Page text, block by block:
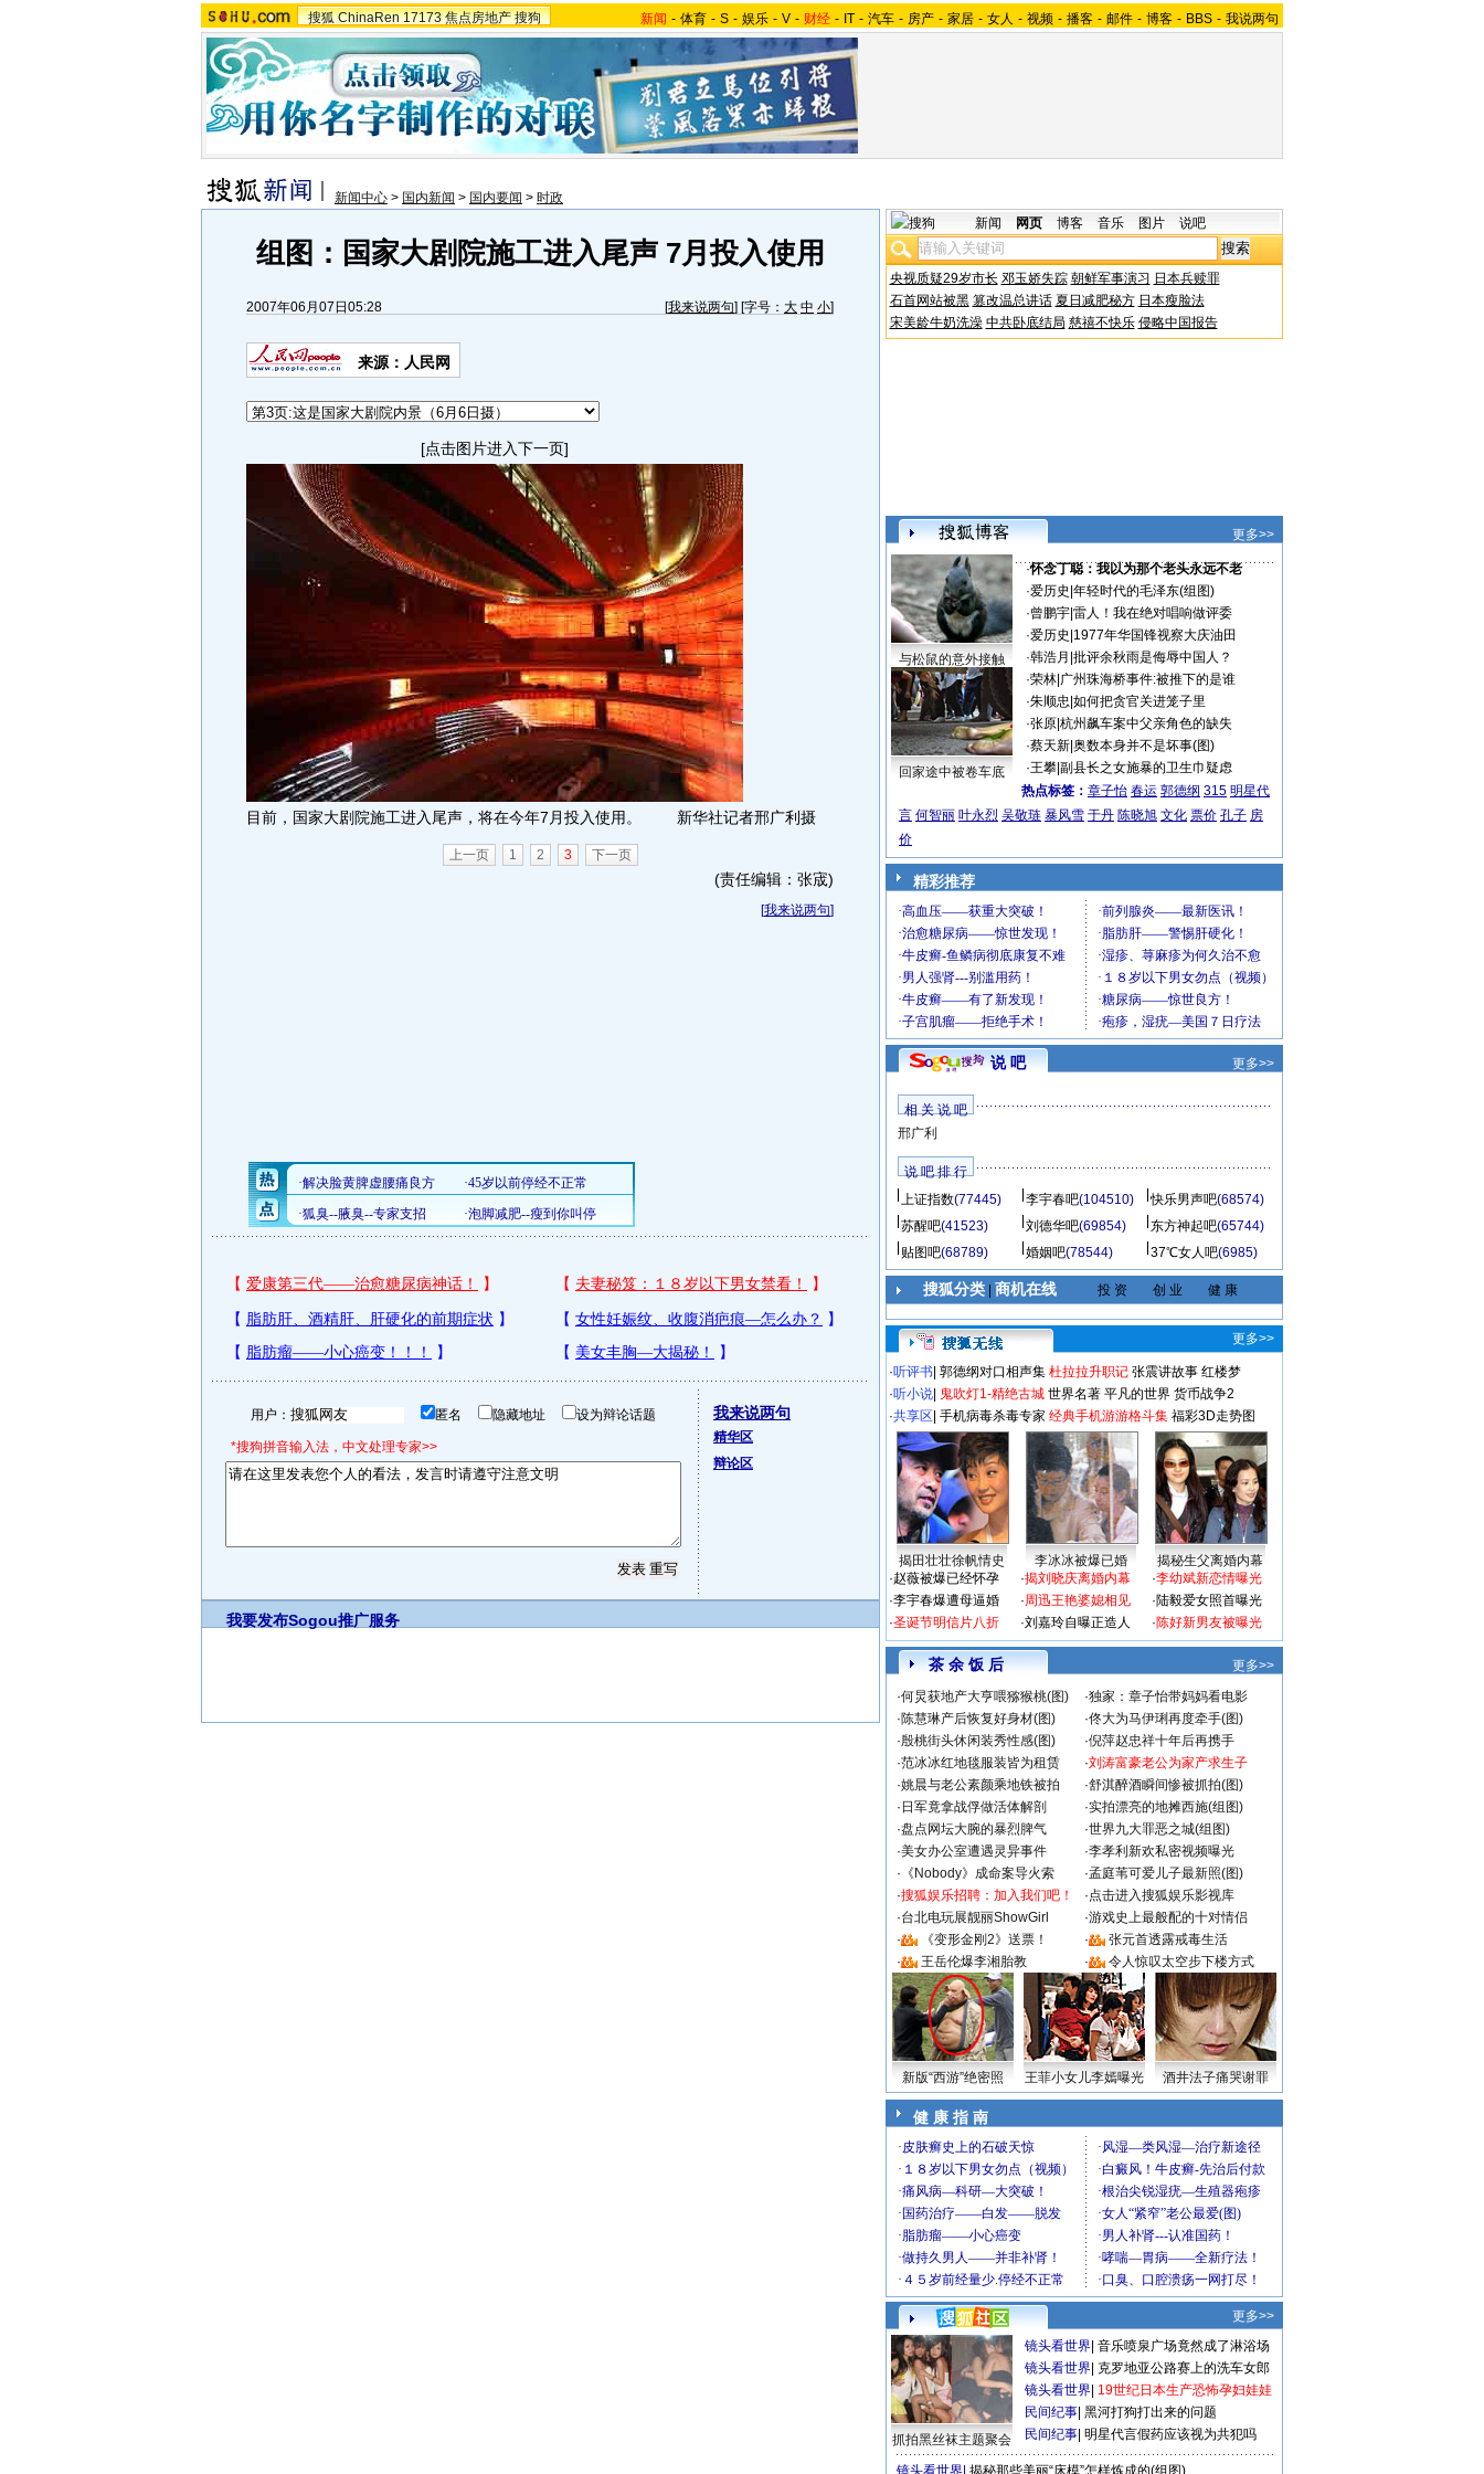
搜狐 ChinaRen 17173 焦点房地产 搜狗 新闻 - 体育 - S - 娱乐 - V - 财经 - IT - 汽车 - 房产 - 家居 - 女人 - 视频 - 播客 - 邮件 - 博客 - BBS - 我说两句
新闻中心 > 国内新闻 > 国内要闻 > 时政
组图：国家大剧院施工进入尾声 7月投入使用
2007年06月07日05:28 [我来说两句] [字号： 大 中 小]
来源：人民网
[点击图片进入下一页]
目前，国家大剧院施工进入尾声，将在今年7月投入使用。 新华社记者邢广利摄
上一页 1 2 3 下一页
(责任编辑：张宬)
[我来说两句]
用户： 匿名 隐藏地址 设为辩论话题
*搜狗拼音输入法，中文处理专家>>
我来说两句
精华区
辩论区
我要发布Sogou推广服务
新闻 网页 博客 音乐 图片 说吧
央视质疑29岁市长 邓玉娇失踪 朝鲜军事演习 日本兵赎罪
石首网站被黑 篡改温总讲话 夏日减肥秘方 日本瘦脸法
宋美龄牛奶洗澡 中共卧底结局 慈禧不快乐 侵略中国报告
更多>>
与松鼠的意外接触
回家途中被卷车底
·怀念丁聪：我以为那个老头永远不老
·爱历史 年轻时代的毛泽东(组图)
·曾鹏宇| 雷人！我在绝对唱响做评委
·爱历史 1977年华国锋视察大庆油田
·韩浩月 批评余秋雨是侮辱中国人？
·荣林| 广州珠海桥事件:被推下的是谁
·朱顺忠 如何把贪官关进笼子里
·张原| 杭州飙车案中父亲角色的缺失
·蔡天新| 奥数本身并不是坏事(图)
·王攀| 副县长之女施暴的卫生巾疑虑
热点标签： 章子怡 春运 郭德纲 315 明星代
言 何智丽 叶永烈 吴敬琏 暴风雪 于丹 陈晓旭 文化 票价 孔子 房
价
精彩推荐
说 吧 更多>>
相 关 说 吧
邢广利
说 吧 排 行
上证指数(77445) 李宇春吧(104510) 快乐男声吧(68574)
苏醒吧(41523) 刘德华吧(69854) 东方神起吧(65744)
贴图吧(68789) 婚姻吧(78544) 37℃女人吧(6985)
搜狐分类| 商机在线 投 资 创 业 健 康
更多>>
·听评书 郭德纲对口相声集 杜拉拉升职记 张震讲故事 红楼梦
·听小说 鬼吹灯1-精绝古城 世界名著 平凡的世界 货币战争2
·共享区 手机病毒杀毒专家 经典手机游游格斗集 福彩3D走势图
揭田壮壮徐帆情史 李冰冰被爆已婚
揭秘生父离婚内幕
·赵薇被爆已经怀孕
·李宇春爆遭母逼婚
·圣诞节明信片八折
·揭刘晓庆离婚内幕
·周迅王艳婆媳相见
·刘嘉玲自曝正造人
·李幼斌新恋情曝光
·陆毅爱女照首曝光
·陈好新男友被曝光
茶 余 饭 后
更多>>
·何炅获地产大亨喂猕猴桃(图) ·独家：章子怡带妈妈看电影
·陈慧琳产后恢复好身材(图) ·佟大为马伊琍再度牵手(图)
·殷桃街头休闲装秀性感(图) ·倪萍赵忠祥十年后再携手
·范冰冰红地毯服装皆为租赁 ·刘涛富豪老公为家产求生子
·姚晨与老公素颜乘地铁被拍 ·舒淇醉酒瞬间惨被抓拍(图)
· 日军竟拿战俘做活体解剖 ·实拍漂亮的地摊西施(组图)
·盘点网坛大腕的暴烈脾气 ·世界九大罪恶之城(组图)
·美女办公室遭遇灵异事件 ·李孝利新欢私密视频曝光
· 《Nobody》成命案导火索 ·孟庭苇可爱儿子最新照(图)
·搜狐娱乐招聘：加入我们吧！ ·点击进入搜狐娱乐影视库
·台北电玩展靓丽ShowGirl ·游戏史上最般配的十对情侣
·
《变形金刚2》送票！ ·
张元首透露戒毒生活
·
王岳伦爆李湘胎教 · 令人惊叹太空步下楼方式
新版“西游”绝密照 王菲小女儿李嫣曝光 酒井法子痛哭谢罪
健 康 指 南
更多>>
抓拍黑丝袜主题聚会
镜头看世界 音乐喷泉广场竟然成了淋浴场
镜头看世界 克罗地亚公路赛上的洗车女郎
镜头看世界 19世纪日本生产恐怖孕妇娃娃
民间纪事 黑河打狗打出来的问题
民间纪事 明星代言假药应该视为共犯吗
镜头看世界 揭秘那些美丽“床模”怎样炼成的(组图)